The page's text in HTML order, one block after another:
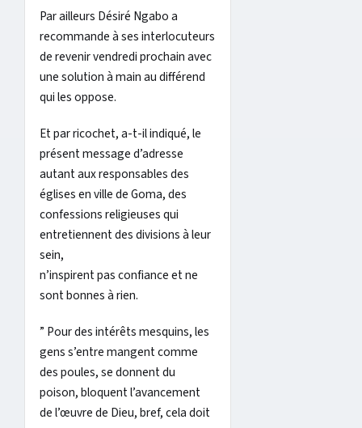
Par ailleurs Désiré Ngabo a
recommande à ses interlocuteurs
de revenir vendredi prochain avec
une solution à main au différend
qui les oppose.
Et par ricochet, a-t-il indiqué, le
présent message d’adresse
autant aux responsables des
églises en ville de Goma, des
confessions religieuses qui
entretiennent des divisions à leur
sein,
n’inspirent pas confiance et ne
sont bonnes à rien.
” Pour des intérêts mesquins, les
gens s’entre mangent comme
des poules, se donnent du
poison, bloquent l’avancement
de l’œuvre de Dieu, bref, cela doit